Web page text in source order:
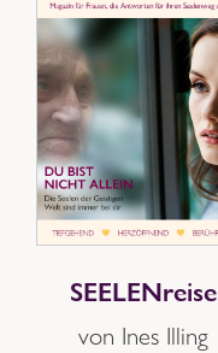
SEELENreise
von Ines Illing